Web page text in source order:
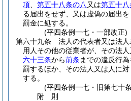
項
第五十八条の八 又は第五十
る届出をせず、又は虚偽の届出
罰金に処する。
(平四条例一七・一部改正)
第六十九条
法人の代表者又は法
用人その他の従業者が、その法人
六十三条から前条 までの違反行
罰するほか、その法人又は人に
する。
(平四条例一七・旧第七十
附 則